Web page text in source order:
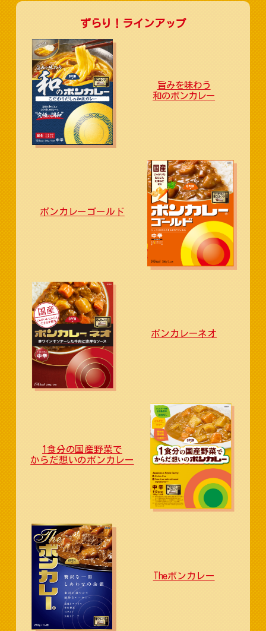
ずらり！ラインアップ
旨みを味わう
和のボンカレー
ボンカレーゴールド
ボンカレーネオ
1食分の国産野菜で
からだ想いのボンカレー
Theボンカレー